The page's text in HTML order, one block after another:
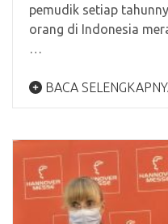
pemudik setiap
orang di Indonesia
…
BACA